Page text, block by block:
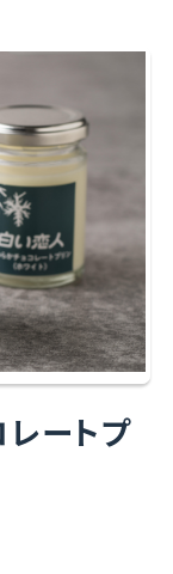
ートプ